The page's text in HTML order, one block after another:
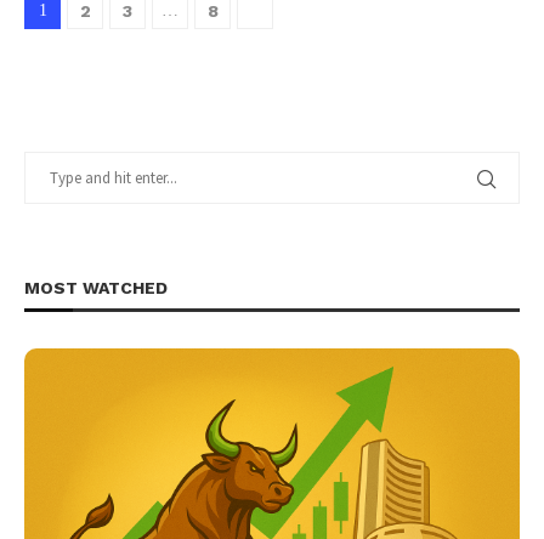
1 2 3 … 8
MOST WATCHED